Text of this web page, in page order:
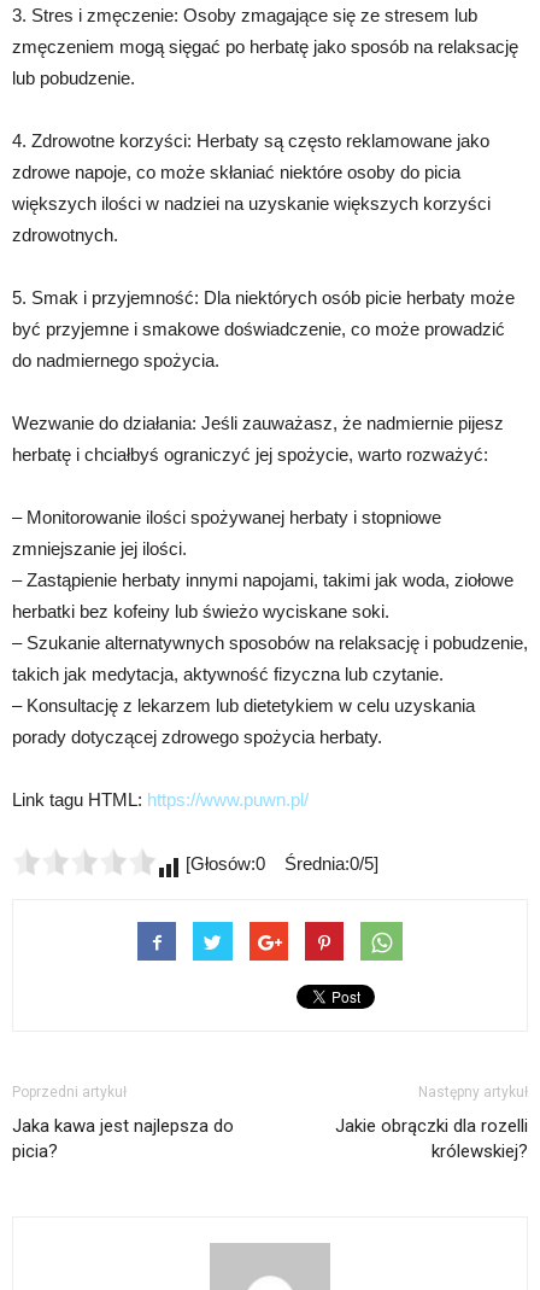
3. Stres i zmęczenie: Osoby zmagające się ze stresem lub
zmęczeniem mogą sięgać po herbatę jako sposób na relaksację
lub pobudzenie.
4. Zdrowotne korzyści: Herbaty są często reklamowane jako
zdrowe napoje, co może skłaniać niektóre osoby do picia
większych ilości w nadziei na uzyskanie większych korzyści
zdrowotnych.
5. Smak i przyjemność: Dla niektórych osób picie herbaty może
być przyjemne i smakowe doświadczenie, co może prowadzić
do nadmiernego spożycia.
Wezwanie do działania: Jeśli zauważasz, że nadmiernie pijesz
herbatę i chciałbyś ograniczyć jej spożycie, warto rozważyć:
– Monitorowanie ilości spożywanej herbaty i stopniowe
zmniejszanie jej ilości.
– Zastąpienie herbaty innymi napojami, takimi jak woda, ziołowe
herbatki bez kofeiny lub świeżo wyciskane soki.
– Szukanie alternatywnych sposobów na relaksację i pobudzenie,
takich jak medytacja, aktywność fizyczna lub czytanie.
– Konsultację z lekarzem lub dietetykiem w celu uzyskania
porady dotyczącej zdrowego spożycia herbaty.
Link tagu HTML: https://www.puwn.pl/
[Głosów:0 Średnia:0/5]
Poprzedni artykuł
Jaka kawa jest najlepsza do
picia?
Następny artykuł
Jakie obrączki dla rozelli
królewskiej?